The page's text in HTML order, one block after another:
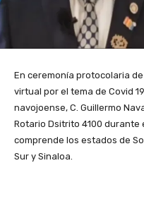
En ceremonía protocolaria
virtual por el tema de Covid
navojoense, C. Guillermo
Rotario Dsitrito 4100 durante
comprende los estados de
Sur y Sinaloa.